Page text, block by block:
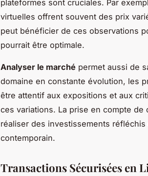
plateformes sont cruciales. Par
virtuelles offrent souvent des prix
peut bénéficier de ces observations
pourrait être optimale.
Analyser le marché permet aussi de
domaine en constante évolution, les
être attentif aux expositions et aux
ces variations. La prise en compte
réaliser des investissements
contemporain.
Transactions Sécurisées en